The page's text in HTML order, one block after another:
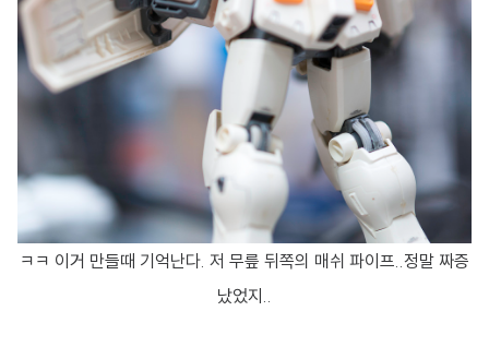
ㅋㅋ 이거 만들때 기억난다. 저 무릎 뒤쪽의 매쉬 파이프..정말 짜증
났었지..